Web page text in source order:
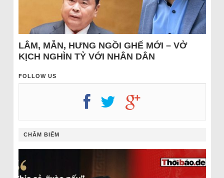
LÂM, MẪN, HƯNG NGỒI GHẾ MỚI – VỞ
KỊCH NGHÌN TỶ VỚI NHÂN DÂN
FOLLOW US
CHÂM BIẾM